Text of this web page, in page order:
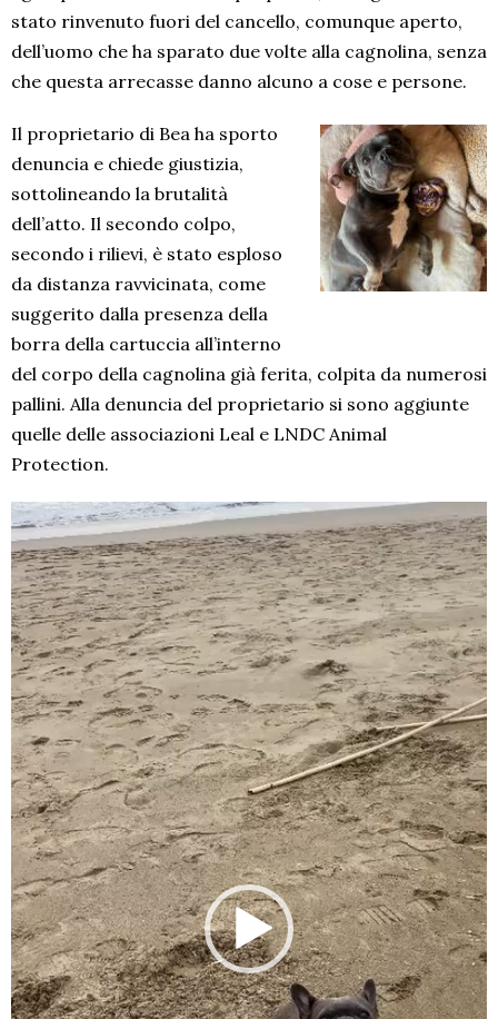
stato rinvenuto fuori del cancello, comunque aperto,
dell’uomo che ha sparato due volte alla cagnolina, senza
che questa arrecasse danno alcuno a cose e persone.
Il proprietario di Bea ha sporto
denuncia e chiede giustizia,
sottolineando la brutalità
dell’atto. Il secondo colpo,
secondo i rilievi, è stato esploso
da distanza ravvicinata, come
suggerito dalla presenza della
borra della cartuccia all’interno
del corpo della cagnolina già ferita, colpita da numerosi
pallini. Alla denuncia del proprietario si sono aggiunte
quelle delle associazioni Leal e LNDC Animal
Protection.
Video
Player